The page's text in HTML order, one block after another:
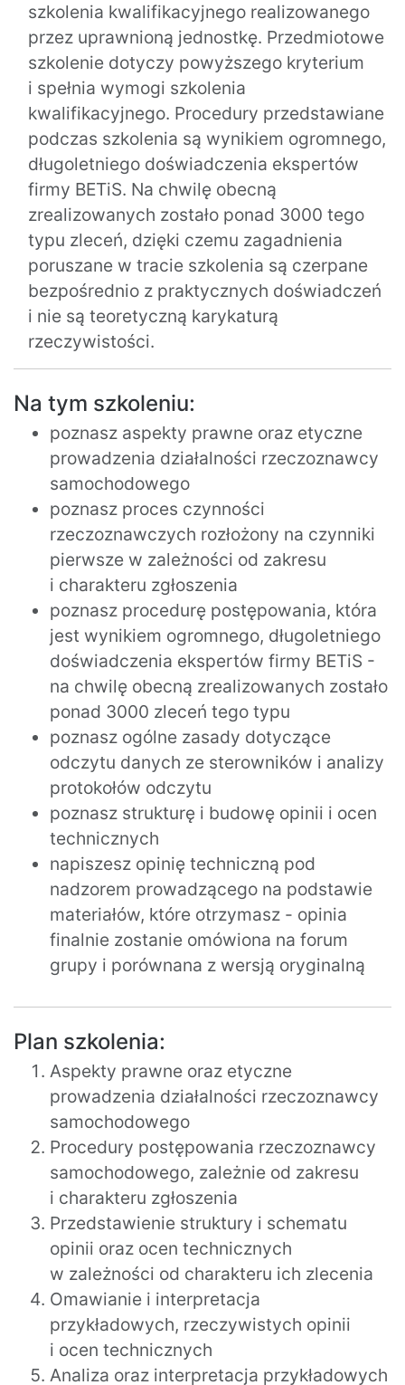
szkolenia kwalifikacyjnego realizowanego
przez uprawnioną jednostkę. Przedmiotowe
szkolenie dotyczy powyższego kryterium
i spełnia wymogi szkolenia
kwalifikacyjnego. Procedury przedstawiane
podczas szkolenia są wynikiem ogromnego,
długoletniego doświadczenia ekspertów
firmy BETiS. Na chwilę obecną
zrealizowanych zostało ponad 3000 tego
typu zleceń, dzięki czemu zagadnienia
poruszane w tracie szkolenia są czerpane
bezpośrednio z praktycznych doświadczeń
i nie są teoretyczną karykaturą
rzeczywistości.
Na tym szkoleniu:
poznasz aspekty prawne oraz etyczne
prowadzenia działalności rzeczoznawcy
samochodowego
poznasz proces czynności
rzeczoznawczych rozłożony na czynniki
pierwsze w zależności od zakresu
i charakteru zgłoszenia
poznasz procedurę postępowania, która
jest wynikiem ogromnego, długoletniego
doświadczenia ekspertów firmy BETiS -
na chwilę obecną zrealizowanych zostało
ponad 3000 zleceń tego typu
poznasz ogólne zasady dotyczące
odczytu danych ze sterowników i analizy
protokołów odczytu
poznasz strukturę i budowę opinii i ocen
technicznych
napiszesz opinię techniczną pod
nadzorem prowadzącego na podstawie
materiałów, które otrzymasz - opinia
finalnie zostanie omówiona na forum
grupy i porównana z wersją oryginalną
Plan szkolenia:
Aspekty prawne oraz etyczne
prowadzenia działalności rzeczoznawcy
samochodowego
Procedury postępowania rzeczoznawcy
samochodowego, zależnie od zakresu
i charakteru zgłoszenia
Przedstawienie struktury i schematu
opinii oraz ocen technicznych
w zależności od charakteru ich zlecenia
Omawianie i interpretacja
przykładowych, rzeczywistych opinii
i ocen technicznych
Analiza oraz interpretacja przykładowych